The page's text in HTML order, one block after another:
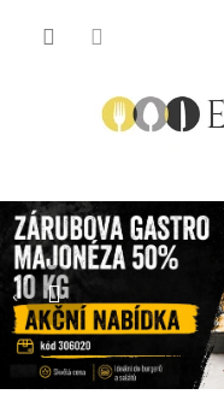
V
á
š
e
ň
p
r
Předchozí